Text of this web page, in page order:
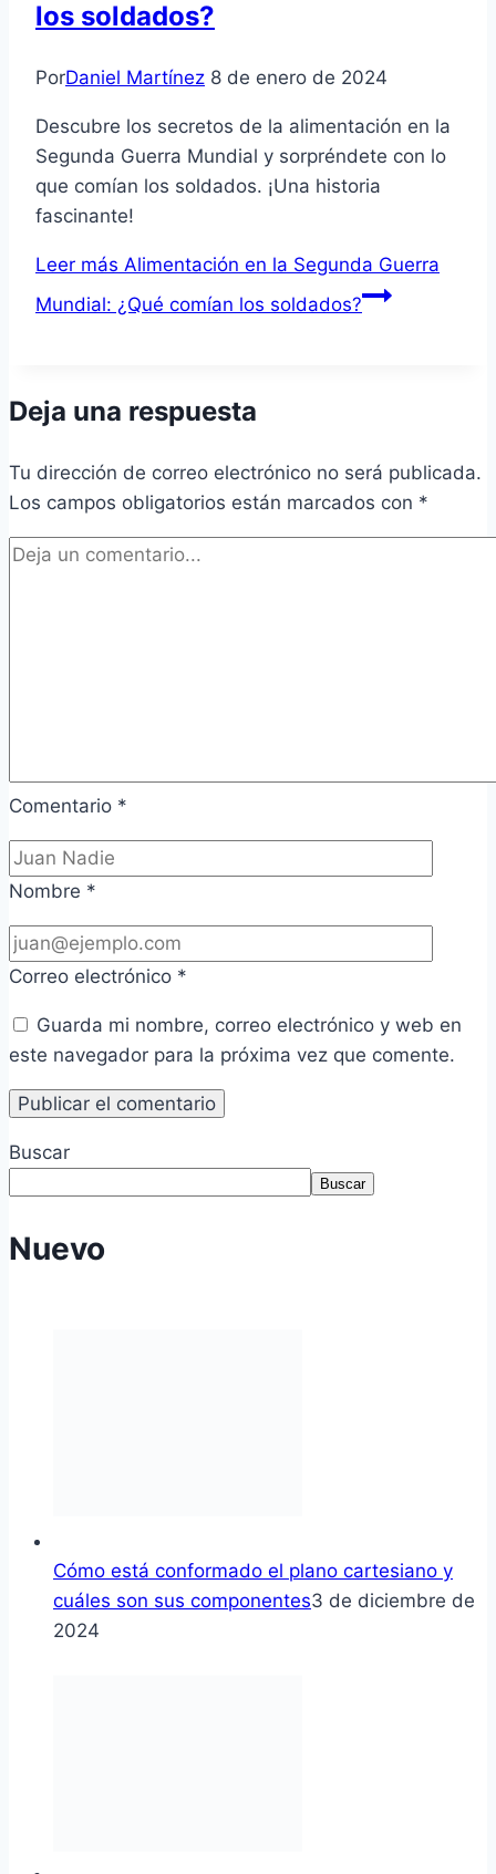
los soldados?
PorDaniel Martínez 8 de enero de 2024
Descubre los secretos de la alimentación en la
Segunda Guerra Mundial y sorpréndete con lo
que comían los soldados. ¡Una historia
fascinante!
Leer más Alimentación en la Segunda Guerra
Mundial: ¿Qué comían los soldados?
Deja una respuesta
Tu dirección de correo electrónico no será publicada.
Los campos obligatorios están marcados con *
Comentario *
Nombre *
Correo electrónico *
Guarda mi nombre, correo electrónico y web en
este navegador para la próxima vez que comente.
Buscar
Buscar
Nuevo
Cómo está conformado el plano cartesiano y
cuáles son sus componentes3 de diciembre de
2024